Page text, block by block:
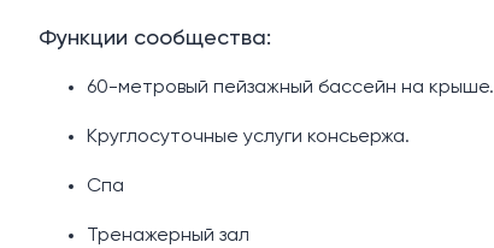
Функции сообщества:
60-метровый пейзажный бассейн на крыше.
Круглосуточные услуги консьержа.
Спа
Тренажерный зал